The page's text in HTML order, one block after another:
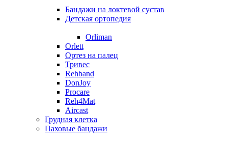
Бандажи на локтевой сустав
Детская ортопедия
Orliman
Orlett
Ортез на палец
Тривес
Rehband
DonJoy
Procare
Reh4Mat
Aircast
Грудная клетка
Паховые бандажи